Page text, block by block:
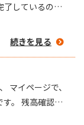
了しているので
込みの旨をお伝
ります。この事
での支払い手続
みのことなの
ョップでの支払
続きを見る
マイページで、
。 残高確認は